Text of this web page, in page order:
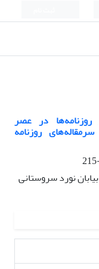
در عصر
روزنامه
نورد سروستانی